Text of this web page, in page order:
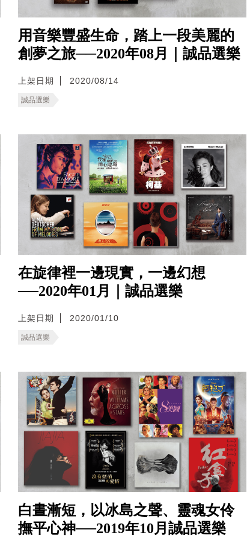
用音樂豐盛生命，踏上一段美麗的
創夢之旅──2020年08月｜誠品選樂
上架日期 2020/08/14
誠品選樂
在旋律裡一邊現實，一邊幻想
──2020年01月｜誠品選樂
上架日期 2020/01/10
誠品選樂
白晝漸短，以冰島之聲、靈魂女伶
撫平心神──2019年10月誠品選樂